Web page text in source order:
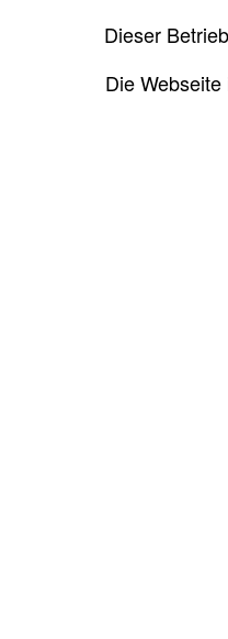
Dieser
Die